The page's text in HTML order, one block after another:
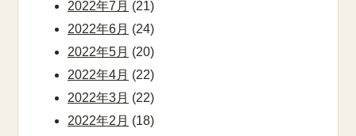
2022年7月 (21)
2022年6月 (24)
2022年5月 (20)
2022年4月 (22)
2022年3月 (22)
2022年2月 (18)